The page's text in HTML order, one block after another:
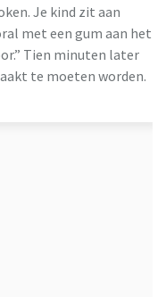
Je kind zit aan
met een gum aan het
Tien minuten later
te moeten worden.